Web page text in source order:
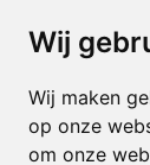
Wij
Wij maken
op onze
om onze